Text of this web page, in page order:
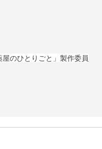
のひとりごと」製作委員